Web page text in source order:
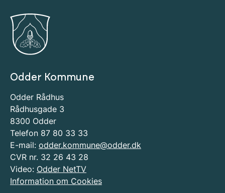
Odder Kommune
Odder Rådhus
Rådhusgade 3
8300 Odder
Telefon 87 80 33 33
E-mail: odder.kommune@odder.dk
CVR nr. 32 26 43 28
Video: Odder NetTV
Information om Cookies